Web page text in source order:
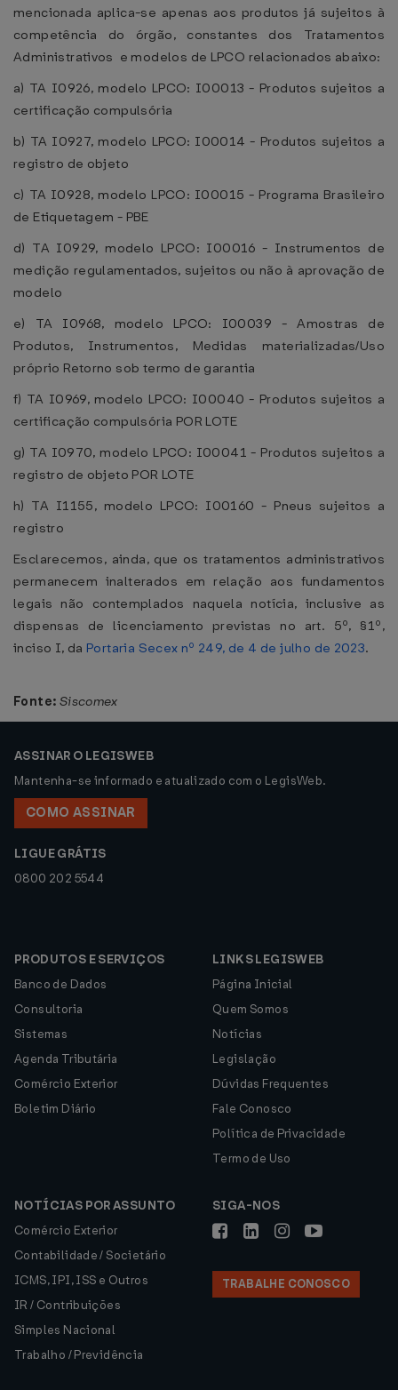
mencionada aplica-se apenas aos produtos já sujeitos à
competência do órgão, constantes dos Tratamentos
Administrativos e modelos de LPCO relacionados abaixo:
a) TA I0926, modelo LPCO: I00013 - Produtos sujeitos a
certificação compulsória
b) TA I0927, modelo LPCO: I00014 - Produtos sujeitos a
registro de objeto
c) TA I0928, modelo LPCO: I00015 - Programa Brasileiro
de Etiquetagem - PBE
d) TA I0929, modelo LPCO: I00016 - Instrumentos de
medição regulamentados, sujeitos ou não à aprovação de
modelo
e) TA I0968, modelo LPCO: I00039 - Amostras de
Produtos, Instrumentos, Medidas materializadas/Uso
próprio Retorno sob termo de garantia
f) TA I0969, modelo LPCO: I00040 - Produtos sujeitos a
certificação compulsória POR LOTE
g) TA I0970, modelo LPCO: I00041 - Produtos sujeitos a
registro de objeto POR LOTE
h) TA I1155, modelo LPCO: I00160 - Pneus sujeitos a
registro
Esclarecemos, ainda, que os tratamentos administrativos
permanecem inalterados em relação aos fundamentos
legais não contemplados naquela notícia, inclusive as
dispensas de licenciamento previstas no art. 5º, §1º,
inciso I, da Portaria Secex nº 249, de 4 de julho de 2023.
Fonte: Siscomex
ASSINAR O LEGISWEB
Mantenha-se informado e atualizado com o LegisWeb.
COMO ASSINAR
LIGUE GRÁTIS
0800 202 5544
PRODUTOS E SERVIÇOS
Banco de Dados
Consultoria
Sistemas
Agenda Tributária
Comércio Exterior
Boletim Diário
LINKS LEGISWEB
Página Inicial
Quem Somos
Notícias
Legislação
Dúvidas Frequentes
Fale Conosco
Política de Privacidade
Termo de Uso
NOTÍCIAS POR ASSUNTO
Comércio Exterior
Contabilidade / Societário
ICMS, IPI, ISS e Outros
IR / Contribuições
Simples Nacional
Trabalho / Previdência
SIGA-NOS
TRABALHE CONOSCO